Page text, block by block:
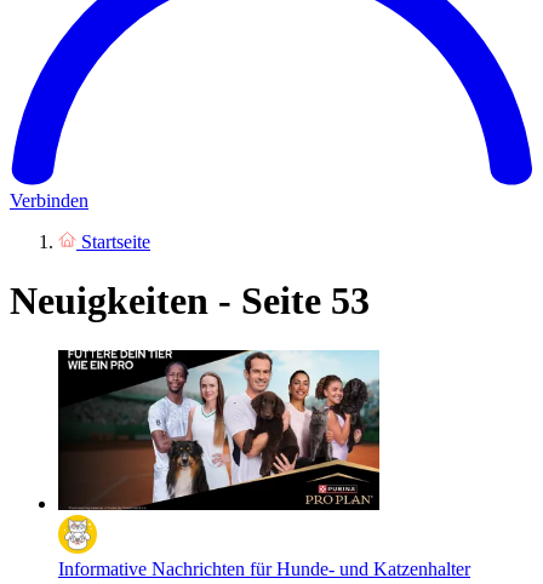
Verbinden
Startseite
Neuigkeiten - Seite 53
Informative Nachrichten für Hunde- und Katzenhalter